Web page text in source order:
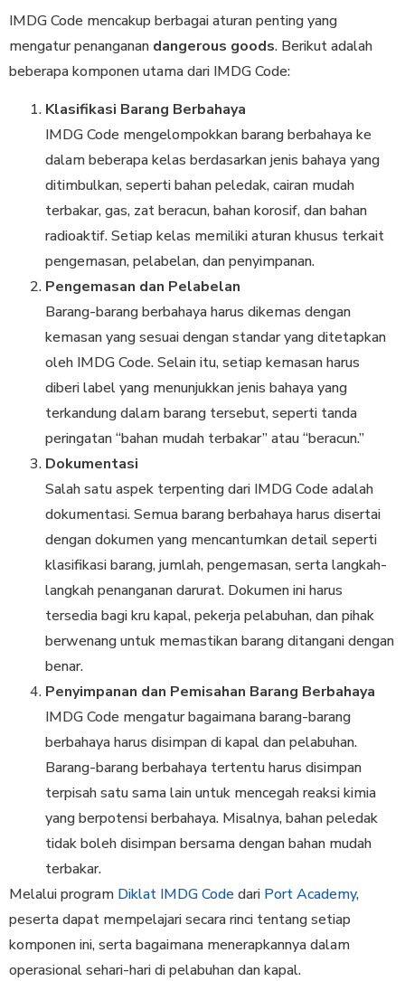
IMDG Code mencakup berbagai aturan penting yang
mengatur penanganan dangerous goods. Berikut adalah
beberapa komponen utama dari IMDG Code:
Klasifikasi Barang Berbahaya
IMDG Code mengelompokkan barang berbahaya ke
dalam beberapa kelas berdasarkan jenis bahaya yang
ditimbulkan, seperti bahan peledak, cairan mudah
terbakar, gas, zat beracun, bahan korosif, dan bahan
radioaktif. Setiap kelas memiliki aturan khusus terkait
pengemasan, pelabelan, dan penyimpanan.
Pengemasan dan Pelabelan
Barang-barang berbahaya harus dikemas dengan
kemasan yang sesuai dengan standar yang ditetapkan
oleh IMDG Code. Selain itu, setiap kemasan harus
diberi label yang menunjukkan jenis bahaya yang
terkandung dalam barang tersebut, seperti tanda
peringatan “bahan mudah terbakar” atau “beracun.”
Dokumentasi
Salah satu aspek terpenting dari IMDG Code adalah
dokumentasi. Semua barang berbahaya harus disertai
dengan dokumen yang mencantumkan detail seperti
klasifikasi barang, jumlah, pengemasan, serta langkah-
langkah penanganan darurat. Dokumen ini harus
tersedia bagi kru kapal, pekerja pelabuhan, dan pihak
berwenang untuk memastikan barang ditangani dengan
benar.
Penyimpanan dan Pemisahan Barang Berbahaya
IMDG Code mengatur bagaimana barang-barang
berbahaya harus disimpan di kapal dan pelabuhan.
Barang-barang berbahaya tertentu harus disimpan
terpisah satu sama lain untuk mencegah reaksi kimia
yang berpotensi berbahaya. Misalnya, bahan peledak
tidak boleh disimpan bersama dengan bahan mudah
terbakar.
Melalui program Diklat IMDG Codedari Port Academy,
peserta dapat mempelajari secara rinci tentang setiap
komponen ini, serta bagaimana menerapkannya dalam
operasional sehari-hari di pelabuhan dan kapal.